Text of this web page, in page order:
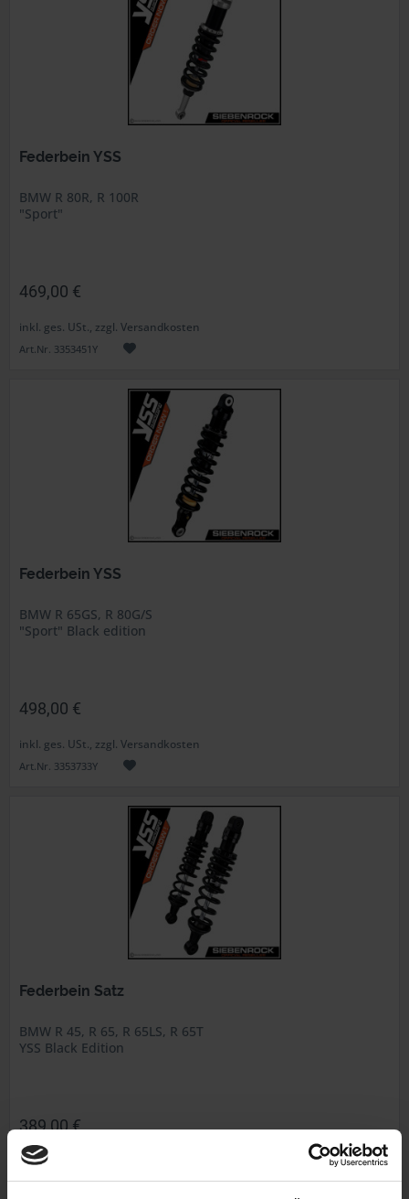
Federbein YSS
BMW R 80R, R 100R
"Sport"
469,00 €
inkl. ges. USt., zzgl. Versandkosten
Art.Nr. 3353451Y
Federbein YSS
BMW R 65GS, R 80G/S
"Sport" Black edition
498,00 €
inkl. ges. USt., zzgl. Versandkosten
Art.Nr. 3353733Y
Federbein Satz
BMW R 45, R 65, R 65LS, R 65T
YSS Black Edition
389,00 €
inkl. ges. USt., zzgl. Versandkosten
Art.Nr. 3353508Y